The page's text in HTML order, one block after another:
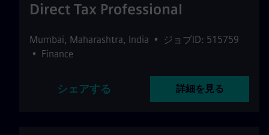
Direct Tax Professional
Mumbai, Maharashtra, India •
ジョブID: 515759
• Finance
シェアする 詳細を見る